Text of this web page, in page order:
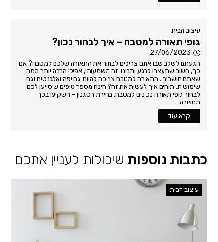
עיצוב הבית
גופי תאורה למטבח – איך לבחור נכון?
27/06/2023
הגעתם לשלב שבו אתם צריכים לבחור את התאורה שלכם למטבח? אם
כך, חשוב שתעצרו לרגע ותבינו: זה משמעותי, אפילו הרבה יותר ממה
שאתם חושבים . התאורה למטבח צריכה להיות גם יפה ואלגנטית וגם
שימושית. תוהים איך לעשות את זה? הינה מספר טיפים שיסייעו לכם
לבחור גופי תאורה נכונים למטבח. בחירת הסגנון – השקיעו בכך
מחשבה...
קרא עוד
כתבות נוספות שיכולות לעניין אתכם
עיצוב הבית